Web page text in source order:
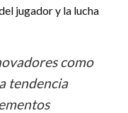
jugador y la lucha
como
tendencia